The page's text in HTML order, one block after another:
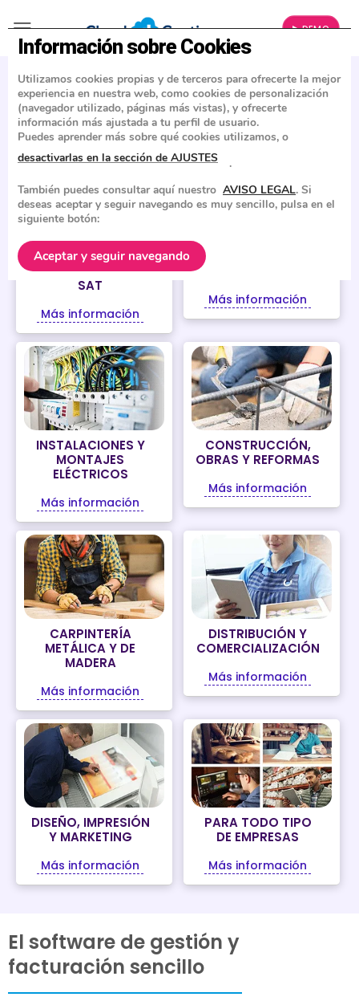
▶ DEMO
SOFTWARE ERP EN LA NUBE PARA EMPRESAS Y
AUTONOMOS.
¿CUÁL ES TU SECTOR? CONOCE LAS
VENTAJAS DE CLOUD GESTION
REPARACIÓN,
SERVICIO TÉCNICO Y
SAT
Más información
FONTANERÍA, GAS Y
Más información
INSTALACIONES Y
MONTAJES
ELÉCTRICOS
Más información
CONSTRUCCIÓN,
OBRAS Y REFORMAS
Más información
CARPINTERÍA
METÁLICA Y DE
MADERA
Más información
DISTRIBUCIÓN Y
COMERCIALIZACIÓN
Más información
DISEÑO, IMPRESIÓN
Y MARKETING
Más información
PARA TODO TIPO
DE EMPRESAS
Más información
El software de gestión y
facturación sencillo
Información sobre Cookies
Utilizamos cookies propias y de terceros para ofrecerte la mejor
experiencia en nuestra web, como cookies de personalización
(navegador utilizado, páginas más vistas), y ofrecerte
información más ajustada a tu perfil de usuario.
Puedes aprender más sobre qué cookies utilizamos, o
desactivarlas en la sección de AJUSTES
.
También puedes consultar aquí nuestro AVISO LEGAL. Si
deseas aceptar y seguir navegando es muy sencillo, pulsa en el
siguiente botón:
Aceptar y seguir navegando